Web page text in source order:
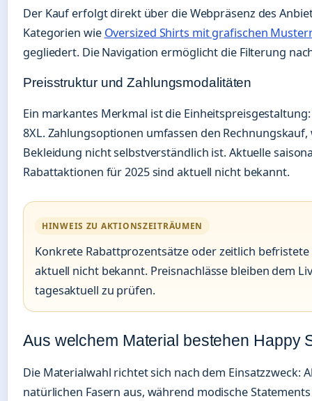
Der Kauf erfolgt direkt über die Webpräsenz des
Kategorien wie Oversized Shirts mit grafischen
gegliedert. Die Navigation ermöglicht die Filterung
Preisstruktur und Zahlungsmodalitäten
Ein markantes Merkmal ist die
8XL. Zahlungsoptionen umfassen den
Bekleidung nicht selbstverständlich ist. Aktuelle
Rabattaktionen für 2025 sind aktuell nicht bekannt.
HINWEIS ZU AKTIONSZEITRÄUMEN
Konkrete Rabattprozentsätze oder zeitlich befristete
aktuell nicht bekannt. Preisnachlässe bleiben dem
tagesaktuell zu prüfen.
Aus welchem Material bestehen Happy
Die Materialwahl richtet sich nach dem Einsatzzweck:
natürlichen Fasern aus, während modische